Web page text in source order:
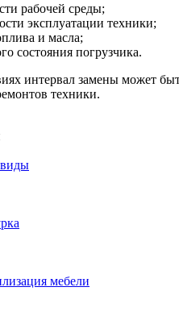
рабочей среды;
эксплуатации техники;
и масла;
состояния погрузчика.
интервал замены может
техники.
мебели